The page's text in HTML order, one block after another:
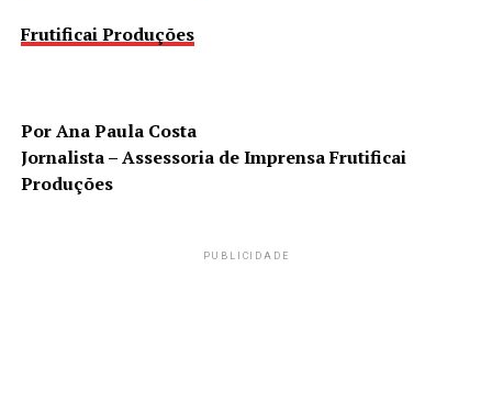
Frutificai Produções
Por Ana Paula Costa
Jornalista – Assessoria de Imprensa Frutificai
Produções
PUBLICIDADE